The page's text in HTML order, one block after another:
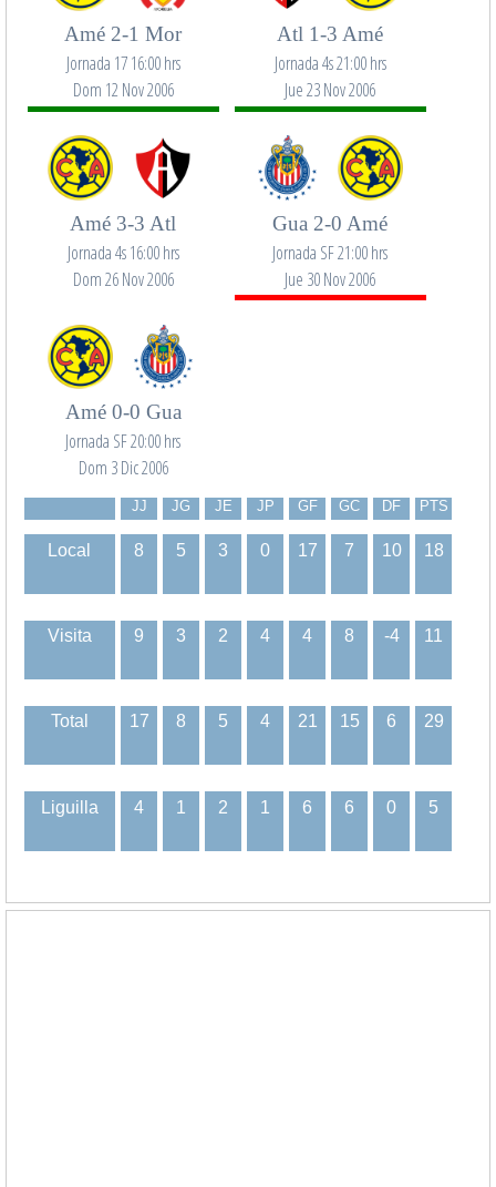
Amé 2-1 Mor
Jornada 17 16:00 hrs
Dom 12 Nov 2006
Atl 1-3 Amé
Jornada 4s 21:00 hrs
Jue 23 Nov 2006
Amé 3-3 Atl
Jornada 4s 16:00 hrs
Dom 26 Nov 2006
Gua 2-0 Amé
Jornada SF 21:00 hrs
Jue 30 Nov 2006
Amé 0-0 Gua
Jornada SF 20:00 hrs
Dom 3 Dic 2006
JJ JG JE JP GF GC DF PTS
Local 8 5 3 0 17 7 10 18
Visita 9 3 2 4 4 8 -4 11
Total 17 8 5 4 21 15 6 29
Liguilla 4 1 2 1 6 6 0 5